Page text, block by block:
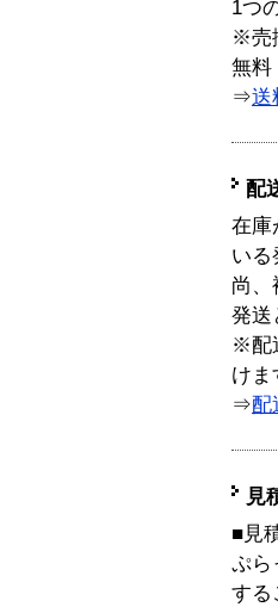
1つ
※売
無料
⇒送
配
在庫
いる
尚、
発送
※配
けま
⇒配
見
■見
ぷら
する